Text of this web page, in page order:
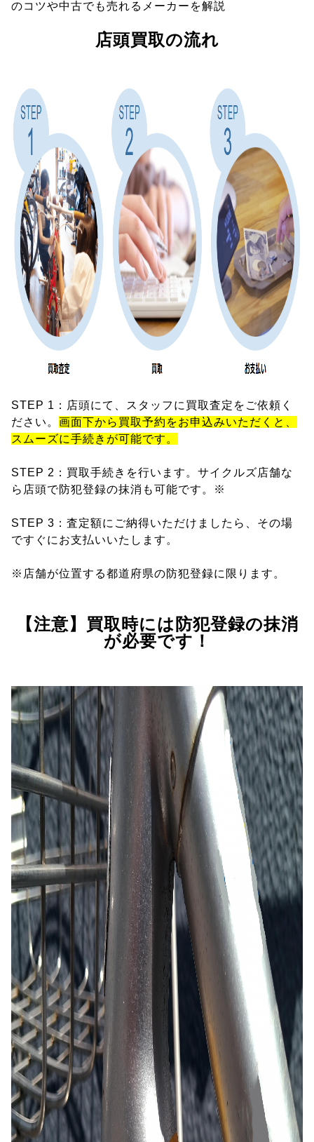
のコツや中古でも売れるメーカーを解説
店頭買取の流れ
STEP 1：店頭にて、スタッフに買取査定をご依頼く
ださい。 画面下から買取予約をお申込みいただくと、
スムーズに手続きが可能です。
STEP 2：買取手続きを行います。サイクルズ店舗な
ら店頭で防犯登録の抹消も可能です。※
STEP 3：査定額にご納得いただけましたら、その場
ですぐにお支払いいたします。
※店舗が位置する都道府県の防犯登録に限ります。
【注意】買取時には防犯登録の抹消
が必要です！